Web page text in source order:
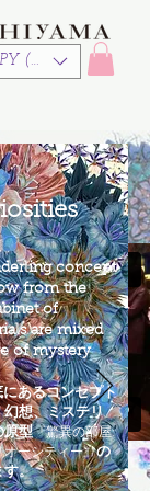
(¥)
concept
from the
of
are mixed
of mystery
あるコンセプト
幻想、ミステリ
原型『驚異の部屋:
ーシティー』の
す。